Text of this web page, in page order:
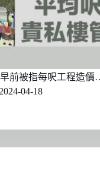
前被指每呎工程造價
2024-04-18